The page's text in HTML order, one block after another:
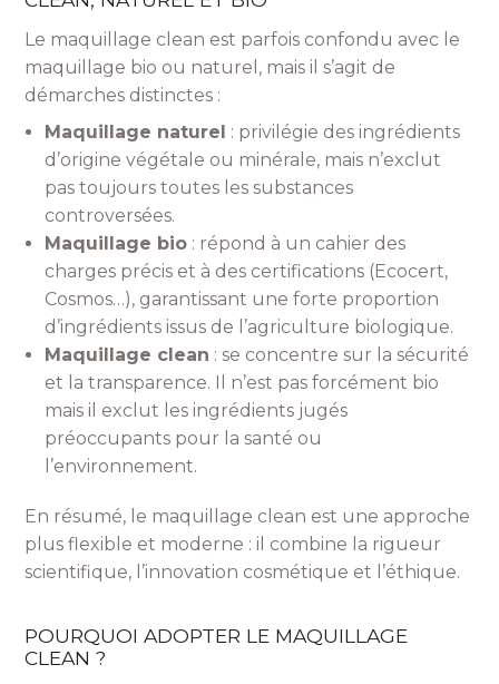
Le maquillage clean est parfois confondu avec le
maquillage bio ou naturel, mais il s’agit de
démarches distinctes :
Maquillage naturel : privilégie des ingrédients
d’origine végétale ou minérale, mais n’exclut
pas toujours toutes les substances
controversées.
Maquillage bio : répond à un cahier des
charges précis et à des certifications (Ecocert,
Cosmos…), garantissant une forte proportion
d’ingrédients issus de l’agriculture biologique.
Maquillage clean : se concentre sur la sécurité
et la transparence. Il n’est pas forcément bio
mais il exclut les ingrédients jugés
préoccupants pour la santé ou
l’environnement.
En résumé, le maquillage clean est une approche
plus flexible et moderne : il combine la rigueur
scientifique, l’innovation cosmétique et l’éthique.
POURQUOI ADOPTER LE MAQUILLAGE
CLEAN ?